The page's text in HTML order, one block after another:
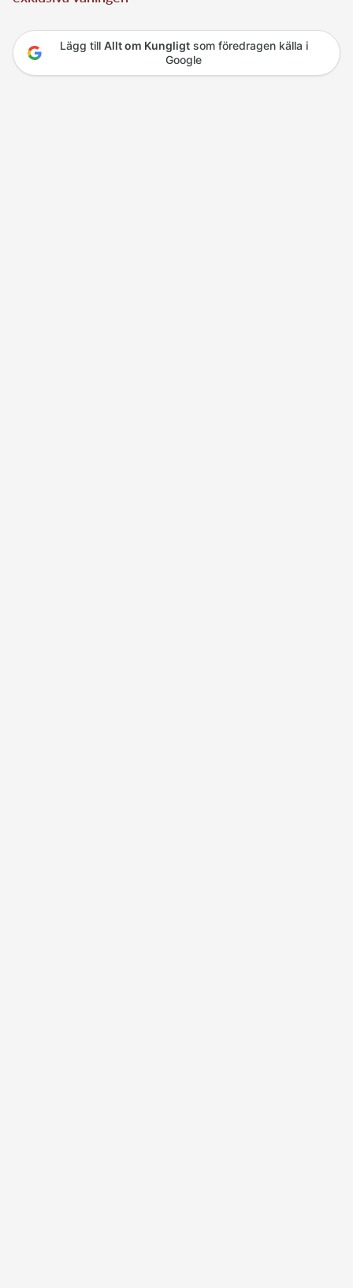
Lägg till Allt om Kungligtsom föredragen källa i
Google